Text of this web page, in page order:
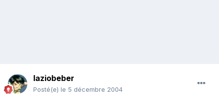
laziobeber
Posté(e) le 5 décembre 2004